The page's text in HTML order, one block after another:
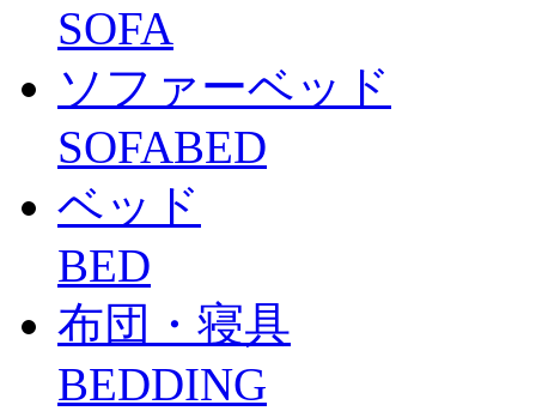
SOFA
ソファーベッド
SOFABED
ベッド
BED
布団・寝具
BEDDING